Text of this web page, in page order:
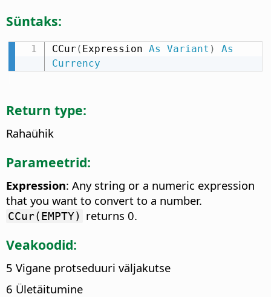
Süntaks:
CCur ( Expression As Variant )
As
Currency
Return type:
Rahaühik
Parameetrid:
Expression: Any string or a numeric expression
that you want to convert to a number.
CCur(EMPTY) returns 0.
Veakoodid:
5 Vigane protseduuri väljakutse
6 Ületäitumine